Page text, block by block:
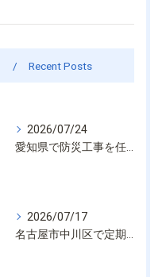
Recent Posts
2026/07/24
愛知県で防災工事を任せるなら経験と技術で安心を提供する老舗業者
2026/07/17
名古屋市中川区で定期的な消防設備点検や整備はいざという時の命を守る安心管理